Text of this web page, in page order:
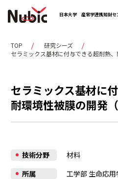
日本大学 産官学連携知財セ
TOP
研究シーズ
セラミックス基材に付与できる超耐熱
セラミックス基材に
耐環境性被膜の開発
技術分野
材料
所属
工学部 生命応用